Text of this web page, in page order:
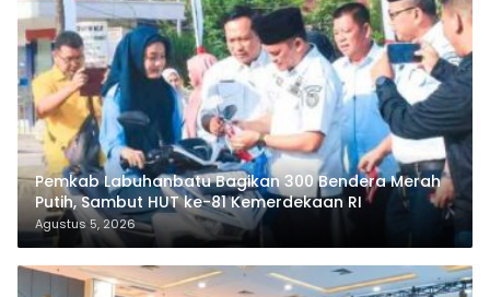
Pemkab Labuhanbatu Bagikan 300 Bendera Merah
Putih, Sambut HUT ke-81 Kemerdekaan RI
Agustus 5, 2026